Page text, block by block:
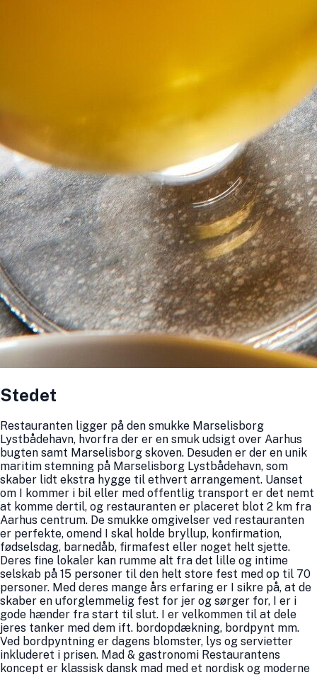
Stedet
Restauranten ligger på den smukke Marselisborg
Lystbådehavn, hvorfra der er en smuk udsigt over Aarhus
bugten samt Marselisborg skoven. Desuden er der en unik
maritim stemning på Marselisborg Lystbådehavn, som
skaber lidt ekstra hygge til ethvert arrangement. Uanset
om I kommer i bil eller med offentlig transport er det nemt
at komme dertil, og restauranten er placeret blot 2 km fra
Aarhus centrum. De smukke omgivelser ved restauranten
er perfekte, omend I skal holde bryllup, konfirmation,
fødselsdag, barnedåb, firmafest eller noget helt sjette.
Deres fine lokaler kan rumme alt fra det lille og intime
selskab på 15 personer til den helt store fest med op til 70
personer. Med deres mange års erfaring er I sikre på, at de
skaber en uforglemmelig fest for jer og sørger for, I er i
gode hænder fra start til slut. I er velkommen til at dele
jeres tanker med dem ift. bordopdækning, bordpynt mm.
Ved bordpyntning er dagens blomster, lys og servietter
inkluderet i prisen. Mad & gastronomi Restaurantens
koncept er klassisk dansk mad med et nordisk og moderne